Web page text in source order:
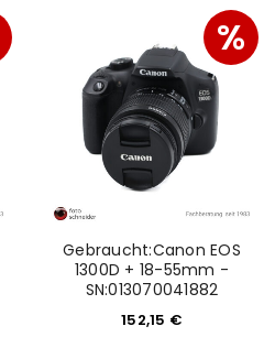
%
Gebraucht:Canon EOS
1300D + 18-55mm -
SN:013070041882
152,15 €